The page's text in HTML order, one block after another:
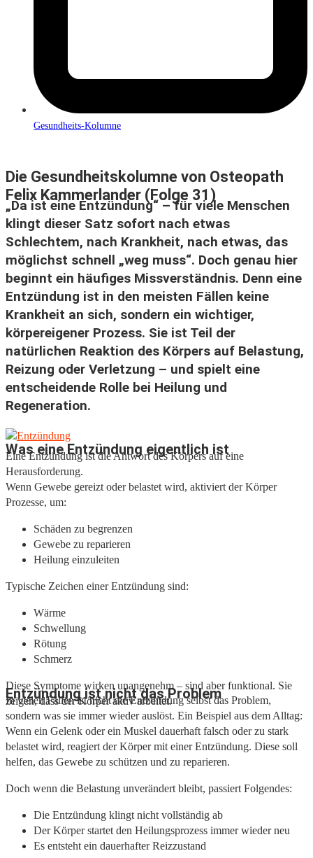
Gesundheits-Kolumne
Die Gesundheitskolumne von Osteopath
Felix Kammerlander (Folge 31)
„Da ist eine Entzündung“ – für viele Menschen
klingt dieser Satz sofort nach etwas
Schlechtem, nach Krankheit, nach etwas, das
möglichst schnell „weg muss“. Doch genau hier
beginnt ein häufiges Missverständnis. Denn eine
Entzündung ist in den meisten Fällen keine
Krankheit an sich, sondern ein wichtiger,
körpereigener Prozess. Sie ist Teil der
natürlichen Reaktion des Körpers auf Belastung,
Reizung oder Verletzung – und spielt eine
entscheidende Rolle bei Heilung und
Regeneration.
Was eine Entzündung eigentlich ist
Eine Entzündung ist die Antwort des Körpers auf eine
Herausforderung.
Wenn Gewebe gereizt oder belastet wird, aktiviert der Körper
Prozesse, um:
Schäden zu begrenzen
Gewebe zu reparieren
Heilung einzuleiten
Typische Zeichen einer Entzündung sind:
Wärme
Schwellung
Rötung
Schmerz
Diese Symptome wirken unangenehm – sind aber funktional. Sie
zeigen, dass der Körper aktiv arbeitet.
Entzündung ist nicht das Problem
In vielen Fällen ist nicht die Entzündung selbst das Problem,
sondern was sie immer wieder auslöst. Ein Beispiel aus dem Alltag:
Wenn ein Gelenk oder ein Muskel dauerhaft falsch oder zu stark
belastet wird, reagiert der Körper mit einer Entzündung. Diese soll
helfen, das Gewebe zu schützen und zu reparieren.
Doch wenn die Belastung unverändert bleibt, passiert Folgendes:
Die Entzündung klingt nicht vollständig ab
Der Körper startet den Heilungsprozess immer wieder neu
Es entsteht ein dauerhafter Reizzustand